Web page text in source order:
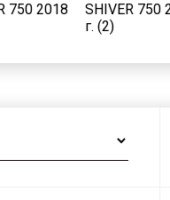
750 2018
SHIVER 750
г. (2)